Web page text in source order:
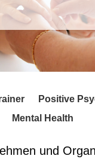
Positive
Mental Health
und